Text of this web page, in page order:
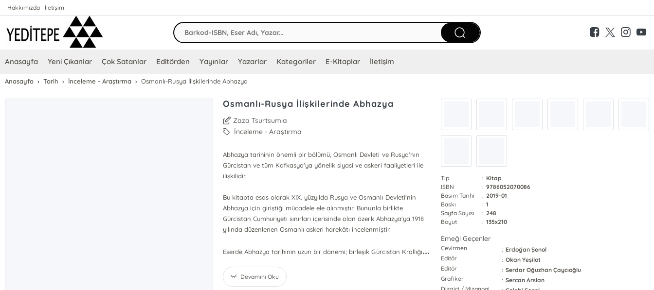
Hakkımızda İletişim
Anasayfa Yeni Çıkanlar Çok Satanlar Editörden Yayınlar Yazarlar Kategoriler E-Kitaplar İletişim
Anasayfa Tarih İnceleme - Araştırma Osmanlı-Rusya İlişkilerinde Abhazya
Osmanlı-Rusya İlişkilerinde Abhazya
Zaza Tsurtsumia
İnceleme - Araştırma
Abhazya tarihinin önemli bir bölümü, Osmanlı Devleti ve Rusya'nın
Gürcistan ve tüm Kafkasya'ya yönelik siyasi ve askeri faaliyetleri ile
ilişkilidir.
Bu kitapta esas olarak XIX. yüzyılda Rusya ve Osmanlı Devleti'nin
Abhazya için giriştiği mücadele ele alınmıştır. Bununla birlikte
Gürcistan Cumhuriyeti sınırları içerisinde olan özerk Abhazya'ya 1918
yılında düzenlenen Osmanlı askeri harekâtı incelenmiştir.
Eserde Abhazya tarihinin uzun bir dönemi; birleşik Gürcistan Krallığı...
Devamını Oku
Tip : Kitap
ISBN
: 9786052070086
Basım Tarihi
: 2019-01
Baskı
: 1
Sayfa Sayısı
: 248
Boyut
: 135x210
Emeği Geçenler
Çevirmen : Erdoğan Şenol
Editör
: Okan Yeşilot
Editör
: Serdar Oğuzhan Çaycıoğlu
Grafiker
: Sercan Arslan